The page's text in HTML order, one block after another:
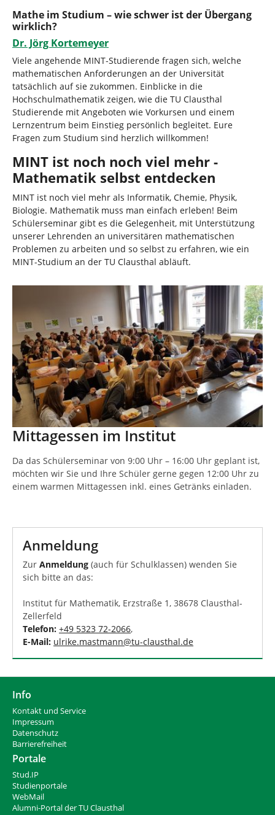
Mathe im Studium – wie schwer ist der Übergang
wirklich?
Dr. Jörg Kortemeyer
Viele angehende MINT‑Studierende fragen sich, welche
mathematischen Anforderungen an der Universität
tatsächlich auf sie zukommen. Einblicke in die
Hochschulmathematik zeigen, wie die TU Clausthal
Studierende mit Angeboten wie Vorkursen und einem
Lernzentrum beim Einstieg persönlich begleitet. Eure
Fragen zum Studium sind herzlich willkommen!
MINT ist noch noch viel mehr -
Mathematik selbst entdecken
MINT ist noch viel mehr als Informatik, Chemie, Physik,
Biologie. Mathematik muss man einfach erleben! Beim
Schülerseminar gibt es die Gelegenheit, mit Unterstützung
unserer Lehrenden an universitären mathematischen
Problemen zu arbeiten und so selbst zu erfahren, wie ein
MINT-Studium an der TU Clausthal abläuft.
Mittagessen im Institut
Da das Schülerseminar von 9:00 Uhr – 16:00 Uhr geplant ist,
möchten wir Sie und Ihre Schüler gerne gegen 12:00 Uhr zu
einem warmen Mittagessen inkl. eines Getränks einladen.
Anmeldung
Zur Anmeldung (auch für Schulklassen) wenden Sie
sich bitte an das:
Institut für Mathematik, Erzstraße 1, 38678 Clausthal-
Zellerfeld
Telefon: +49 5323 72-2066,
E-Mail: ulrike.mastmann@tu-clausthal.de
Info
Kontakt und Service
Impressum
Datenschutz
Barrierefreiheit
Portale
Stud.IP
Studienportale
WebMail
Alumni-Portal der TU Clausthal